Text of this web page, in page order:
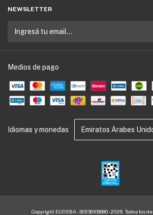
NEWSLETTER
Medios de pago
Idiomas y monedas
Copyright EUDEBA - 30536109990 - 2026. Todos los